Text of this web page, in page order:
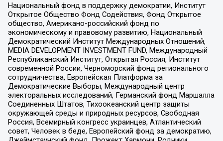
Национальный фонд в поддержку демократии, Институт
Открытое Общество Фонд Содействия, Фонд Открытое
общество, Американо-российский фонд по
экономическому и правовому развитию, Национальный
Демократический Институт Международных Отношений,
MEDIA DEVELOPMENT INVESTMENT FUND, Международный
Республиканский Институт, Открытая Россия, Институт
современной России, Черноморский фонд регионального
сотрудничества, Европейская Платформа за
Демократические Выборы, Международный центр
электоральных исследований, Германский фонд Маршалла
Соединенных Штатов, Тихоокеанский центр защиты
окружающей среды и природных ресурсов, Свободная
Россия, Всемирный конгресс украинцев, Атлантический
совет, Человек в беде, Европейский фонд за демократию,